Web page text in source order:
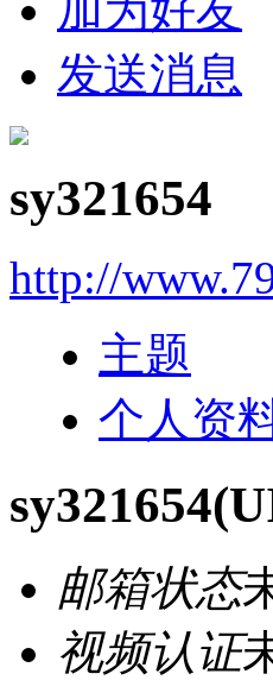
发送消息
sy321654
http://
主题
个人资
sy321654
邮箱状态
视频认证